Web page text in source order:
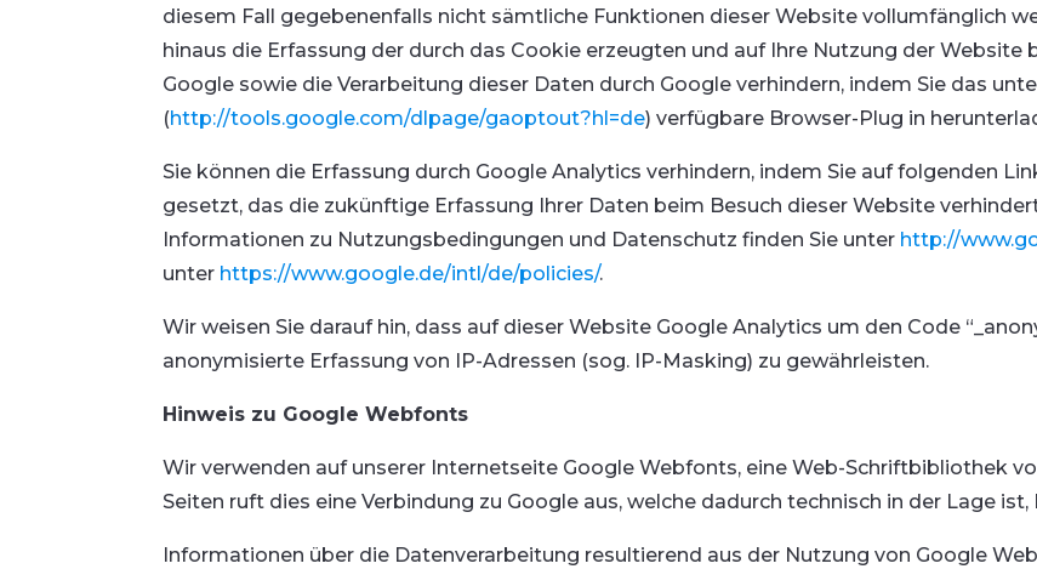
diesem Fall gegebenenfalls nicht sämtliche Funktionen dieser Website vollumfänglich
hinaus die Erfassung der durch das Cookie erzeugten und auf Ihre Nutzung der Website
Google sowie die Verarbeitung dieser Daten durch Google verhindern, indem Sie das
(http://tools.google.com/dlpage/gaoptout?hl=de) verfügbare Browser-Plug in
Sie können die Erfassung durch Google Analytics verhindern, indem Sie auf folgenden
gesetzt, das die zukünftige Erfassung Ihrer Daten beim Besuch dieser Website
Informationen zu Nutzungsbedingungen und Datenschutz finden Sie unter http://
unter https://www.google.de/intl/de/policies/.
Wir weisen Sie darauf hin, dass auf dieser Website Google Analytics um den Code
anonymisierte Erfassung von IP-Adressen (sog. IP-Masking) zu gewährleisten.
Hinweis zu Google Webfonts
Wir verwenden auf unserer Internetseite Google Webfonts, eine Web-Schriftbibliothek
Seiten ruft dies eine Verbindung zu Google aus, welche dadurch technisch in der Lage ist,
Informationen über die Datenverarbeitung resultierend aus der Nutzung von Google